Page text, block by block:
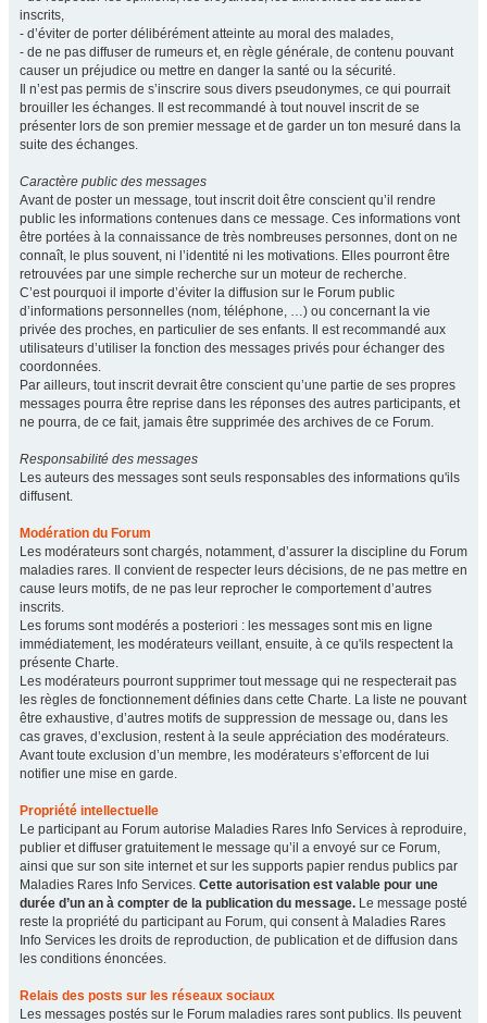
inscrits,
- d’éviter de porter délibérément atteinte au moral des malades,
- de ne pas diffuser de rumeurs et, en règle générale, de contenu pouvant
causer un préjudice ou mettre en danger la santé ou la sécurité.
Il n’est pas permis de s’inscrire sous divers pseudonymes, ce qui pourrait
brouiller les échanges. Il est recommandé à tout nouvel inscrit de se
présenter lors de son premier message et de garder un ton mesuré dans la
suite des échanges.
Caractère public des messages
Avant de poster un message, tout inscrit doit être conscient qu’il rendre
public les informations contenues dans ce message. Ces informations vont
être portées à la connaissance de très nombreuses personnes, dont on ne
connaît, le plus souvent, ni l’identité ni les motivations. Elles pourront être
retrouvées par une simple recherche sur un moteur de recherche.
C’est pourquoi il importe d’éviter la diffusion sur le Forum public
d’informations personnelles (nom, téléphone, …) ou concernant la vie
privée des proches, en particulier de ses enfants. Il est recommandé aux
utilisateurs d’utiliser la fonction des messages privés pour échanger des
coordonnées.
Par ailleurs, tout inscrit devrait être conscient qu’une partie de ses propres
messages pourra être reprise dans les réponses des autres participants, et
ne pourra, de ce fait, jamais être supprimée des archives de ce Forum.
Responsabilité des messages
Les auteurs des messages sont seuls responsables des informations qu'ils
diffusent.
Modération du Forum
Les modérateurs sont chargés, notamment, d’assurer la discipline du Forum
maladies rares. Il convient de respecter leurs décisions, de ne pas mettre en
cause leurs motifs, de ne pas leur reprocher le comportement d’autres
inscrits.
Les forums sont modérés a posteriori : les messages sont mis en ligne
immédiatement, les modérateurs veillant, ensuite, à ce qu'ils respectent la
présente Charte.
Les modérateurs pourront supprimer tout message qui ne respecterait pas
les règles de fonctionnement définies dans cette Charte. La liste ne pouvant
être exhaustive, d’autres motifs de suppression de message ou, dans les
cas graves, d’exclusion, restent à la seule appréciation des modérateurs.
Avant toute exclusion d’un membre, les modérateurs s’efforcent de lui
notifier une mise en garde.
Propriété intellectuelle
Le participant au Forum autorise Maladies Rares Info Services à reproduire,
publier et diffuser gratuitement le message qu’il a envoyé sur ce Forum,
ainsi que sur son site internet et sur les supports papier rendus publics par
Maladies Rares Info Services. Cette autorisation est valable pour une
durée d’un an à compter de la publication du message. Le message posté
reste la propriété du participant au Forum, qui consent à Maladies Rares
Info Services les droits de reproduction, de publication et de diffusion dans
les conditions énoncées.
Relais des posts sur les réseaux sociaux
Les messages postés sur le Forum maladies rares sont publics. Ils peuvent